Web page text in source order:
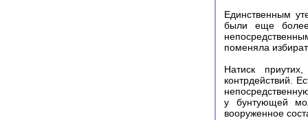
Единственным
были еще
поменяла
Натиск
контрдействий.
у бунтующей
вооруженное